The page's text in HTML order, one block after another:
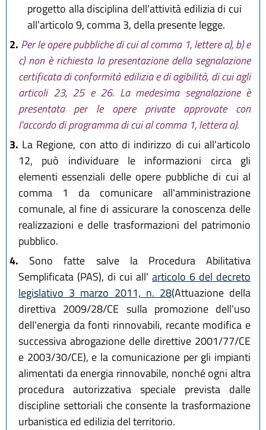
progetto alla disciplina dell'attività edilizia di cui
all'articolo 9, comma 3, della presente legge.
2. Per le opere pubbliche di cui al comma 1, lettere a), b) e
c) non è richiesta la presentazione della segnalazione
certificata di conformità edilizia e di agibilità, di cui agli
articoli 23, 25 e 26. La medesima segnalazione è
presentata per le opere private approvate con
l'accordo di programma di cui al comma 1, lettera a).
3. La Regione, con atto di indirizzo di cui all'articolo
12, può individuare le informazioni circa gli
elementi essenziali delle opere pubbliche di cui al
comma 1 da comunicare all'amministrazione
comunale, al fine di assicurare la conoscenza delle
realizzazioni e delle trasformazioni del patrimonio
pubblico.
4. Sono fatte salve la Procedura Abilitativa
Semplificata (PAS), di cui all' articolo 6 del decreto
legislativo 3 marzo 2011, n. 28(Attuazione della
direttiva 2009/28/CE sulla promozione dell'uso
dell'energia da fonti rinnovabili, recante modifica e
successiva abrogazione delle direttive 2001/77/CE
e 2003/30/CE), e la comunicazione per gli impianti
alimentati da energia rinnovabile, nonché ogni altra
procedura autorizzativa speciale prevista dalle
discipline settoriali che consente la trasformazione
urbanistica ed edilizia del territorio.